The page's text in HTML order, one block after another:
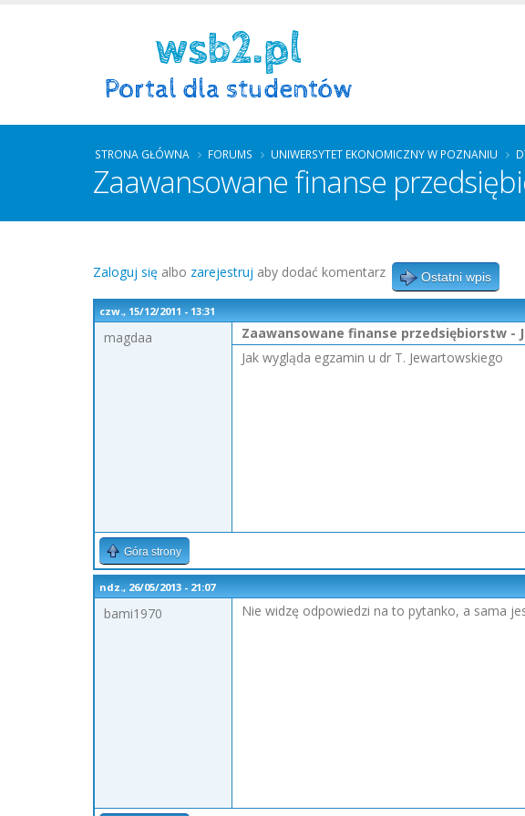
STRONA GŁÓWNA FORUMS UNIWERSYTET EKONOMICZNY W POZNANIU
Zaawansowane finanse
Zaloguj się albo zarejestruj aby dodać komentarz Ostatni wpis
czw., 15/12/2011 - 13:31
magdaa
Zaawansowane finanse przedsiębiorstw -
Jak wygląda egzamin u dr T. Jewartowskiego
Góra strony
ndz., 26/05/2013 - 21:07
bami1970
Nie widzę odpowiedzi na to pytanko, a sama